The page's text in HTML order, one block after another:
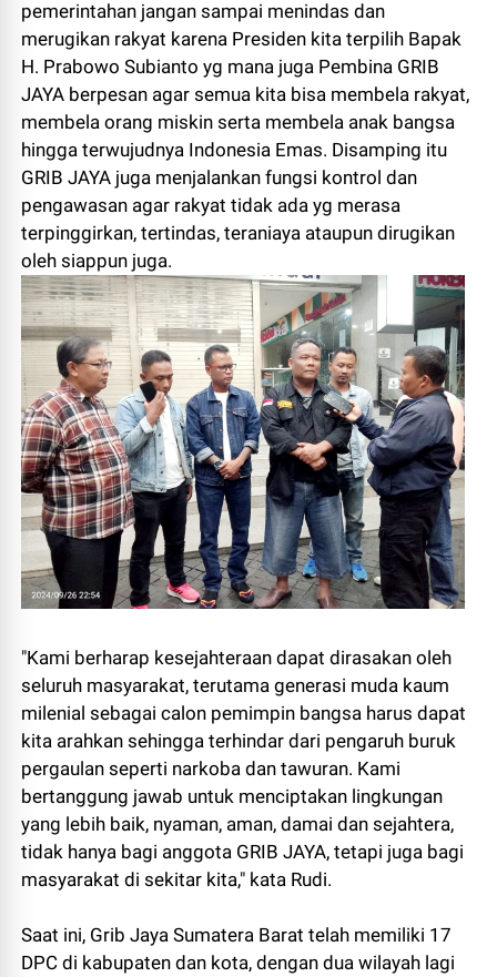
pemerintahan jangan sampai menindas dan
merugikan rakyat karena Presiden kita terpilih Bapak
H. Prabowo Subianto yg mana juga Pembina GRIB
JAYA berpesan agar semua kita bisa membela rakyat,
membela orang miskin serta membela anak bangsa
hingga terwujudnya Indonesia Emas. Disamping itu
GRIB JAYA juga menjalankan fungsi kontrol dan
pengawasan agar rakyat tidak ada yg merasa
terpinggirkan, tertindas, teraniaya ataupun dirugikan
oleh siappun juga.
"Kami berharap kesejahteraan dapat dirasakan oleh
seluruh masyarakat, terutama generasi muda kaum
milenial sebagai calon pemimpin bangsa harus dapat
kita arahkan sehingga terhindar dari pengaruh buruk
pergaulan seperti narkoba dan tawuran. Kami
bertanggung jawab untuk menciptakan lingkungan
yang lebih baik, nyaman, aman, damai dan sejahtera,
tidak hanya bagi anggota GRIB JAYA, tetapi juga bagi
masyarakat di sekitar kita," kata Rudi.
Saat ini, Grib Jaya Sumatera Barat telah memiliki 17
DPC di kabupaten dan kota, dengan dua wilayah lagi